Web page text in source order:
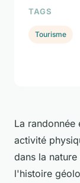
La randonnée
activité
dans la nature
l'histoire
TAGS
Tourisme